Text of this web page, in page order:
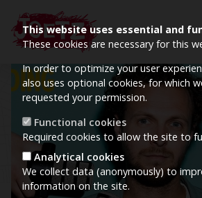
This website uses essential and
These cookies are necessary for this
In order to optimize your user
also uses optional cookies, for which
requested your permission.
Functional cookies
Required cookies to allow the site to
Analytical cookies
We collect data (anonymously) to
information on the site.
Image